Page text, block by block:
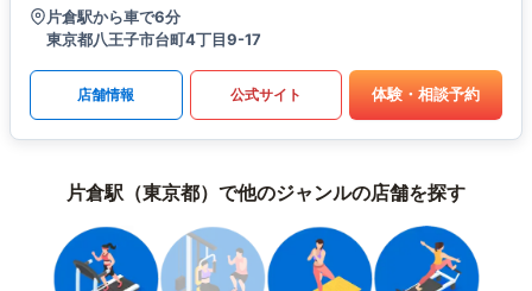
片倉駅から車で6分
東京都八王子市台町4丁目9-17
店舗情報 公式サイト 体験・相談予約
片倉駅（東京都）で他のジャンルの店舗を探す